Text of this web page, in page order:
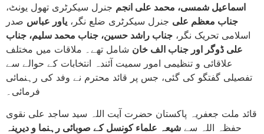
اسماعیل شمسی، محمد علی انجم جنرل سیکرٹری تھول یونٹ،
جناب معظم علی جنرل سیکرٹری ضلع نگر، یاور عباس صدر
اسلامی تحریک نگر، جناب راشد حسین، جناب محمد سلیم، جناب
علی ڈوگر اور جناب الف خان شامل تھے۔ ملاقات میں مختلف
علاقائی و تنظیمی امور سمیت آئندہ انتخابات کے حوالے سے
تفصیلی گفتگو کی گئی، جس پر قائد محترم نے وفد کی رہنمائی
فرمائی۔
قائد ملت جعفریہ پاکستان حضرت آیت اللہ سید ساجد علی نقوی
حفظہ اللہ سے شیعہ علماء کونسل کے صوبائی رہنما و دیرینہ